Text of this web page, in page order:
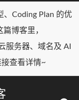
、Coding Plan 的优
篇博客里，
服务器、域名及 AI
查看详情~